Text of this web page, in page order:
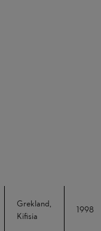
Grekland,
Kifisia
1998